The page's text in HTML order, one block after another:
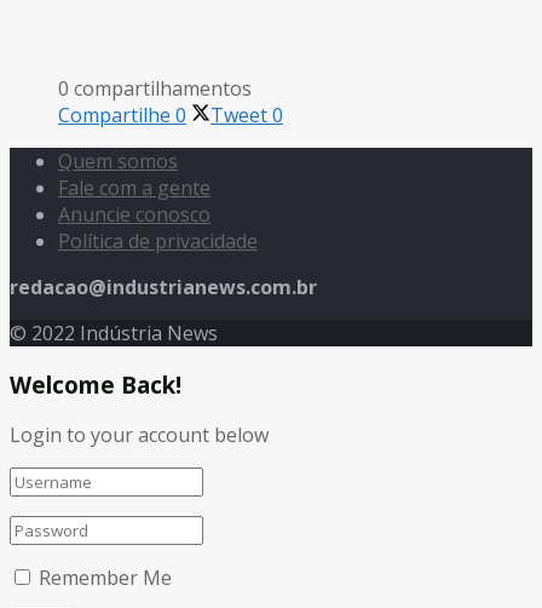
0 compartilhamentos
Compartilhe 0 Tweet0
Quem somos
Fale com a gente
Anuncie conosco
Política de privacidade
redacao@industrianews.com.br
© 2022 Indústria News
Welcome Back!
Login to your account below
Remember Me